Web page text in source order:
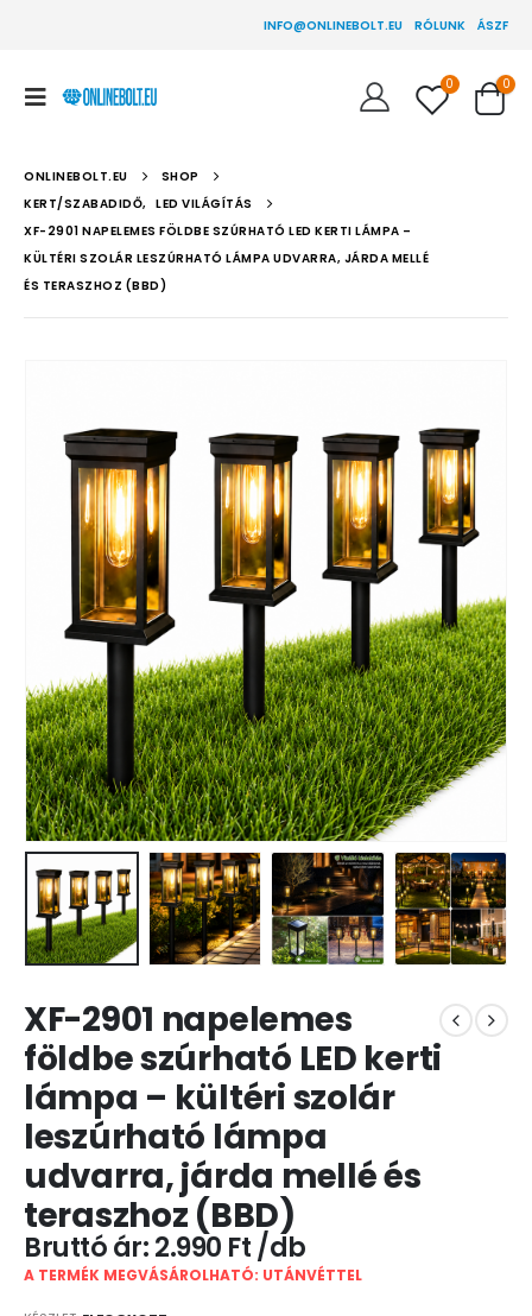
INFO@ONLINEBOLT.EU RÓLUNK ÁSZF
0 0
ONLINEBOLT.EU
SHOP
KERT/SZABADIDŐ, LED VILÁGÍTÁS
XF-2901 NAPELEMES FÖLDBE SZÚRHATÓ LED KERTI LÁMPA –
KÜLTÉRI SZOLÁR LESZÚRHATÓ LÁMPA UDVARRA, JÁRDA MELLÉ
ÉS TERASZHOZ (BBD)
XF-2901 napelemes
földbe szúrható LED kerti
lámpa – kültéri szolár
leszúrható lámpa
udvarra, járda mellé és
teraszhoz (BBD)
2.990 Ft
A TERMÉK MEGVÁSÁROLHATÓ: UTÁNVÉTTEL